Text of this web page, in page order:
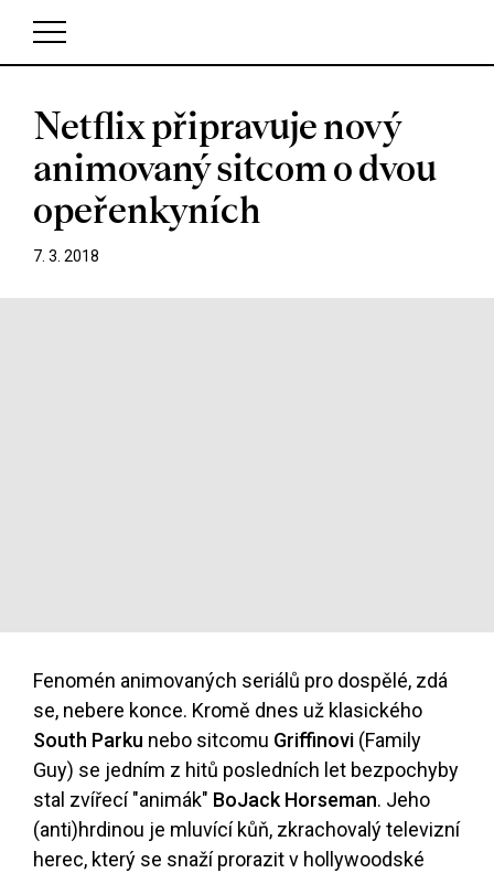
V košíku zatím nemáte žádné položky.
Netflix připravuje nový
animovaný sitcom o dvou
opeřenkyních
7. 3. 2018
Fenomén animovaných seriálů pro dospělé, zdá
se, nebere konce. Kromě dnes už klasického
South Parku nebo sitcomu Griffinovi (Family
Guy) se jedním z hitů posledních let bezpochyby
stal zvířecí "animák" BoJack Horseman. Jeho
(anti)hrdinou je mluvící kůň, zkrachovalý televizní
herec, který se snaží prorazit v hollywoodské